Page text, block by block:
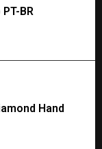
BR
Hand